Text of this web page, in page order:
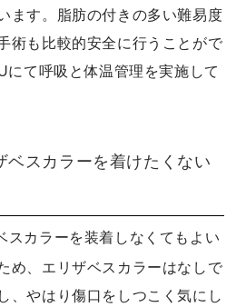
ます。脂肪の付きの多い難易度
術も比較的安全に行うことがで
にて呼吸と体温管理を実施して
ベスカラーを着けたくない
スカラーを装着しなくてもよい
め、エリザベスカラーはなしで
、やはり傷口をしつこく気にし